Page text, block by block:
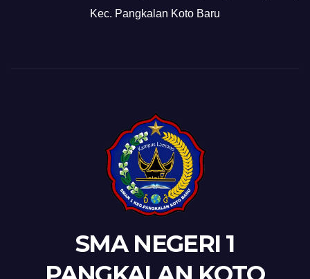
Kec. Pangkalan Koto Baru
SMA NEGERI 1